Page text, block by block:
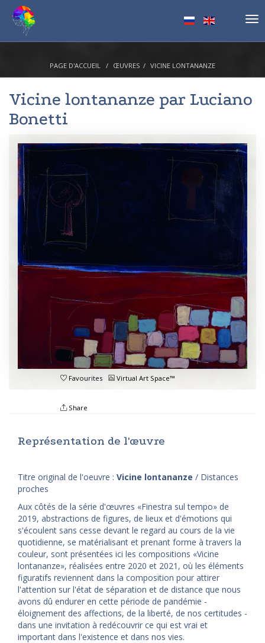
PAGE D'ACCUEIL ŒUVRES VICINE LONTANANZE
Vicine lontananze par Luciano
Bonetti
Favourites Virtual Art Space™
Share
Représentation de l'œuvre
Titre original de l'oeuvre : Vicine lontananze / Distances
proches
Aux côtés de la série d'œuvres «Finestra sul tempo» de
2019, abstractions de figures, de lieux et d'émotions qui
s'écoulent sans cesse devant le regard au cours de la vie
quotidienne, se matérialisant et prenant forme à travers la
couleur, sont présentées ici les compositions «Vicine
lontananze», réalisées entre 2020 et 2021, où les éléments
figuratifs reviennent dans la composition pour attirer
l'attention sur l'état de séparation et de distance que nous
avons dû endurer en cette période de pandémie -
éloignement des affections, de la liberté, de nos certitudes -
dans une invitation à redécouvrir ce qui est vrai et
important dans l'existence et dans nos vies.